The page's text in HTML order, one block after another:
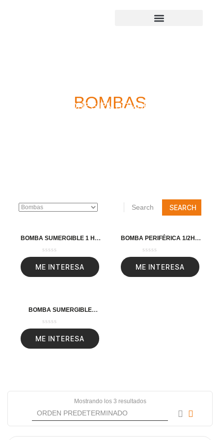
BOMBAS
SOLUCIONES EN BOMBEO PARA
SEARCH
BOMBA SUMERGIBLE 1 HP,
30 M MÁX – KANKI PLUS
ME INTERESA
BOMBA PERIFÉRICA 1/2HP,
ALTURA MÁX 45M, USO
AGRÍCOLA, EXPERT
ME INTERESA
BOMBA SUMERGIBLE
ACERO INOXIDABLE, AGUA
SUCIA, 1 HP, TRUPER
ME INTERESA
Mostrando los 3 resultados